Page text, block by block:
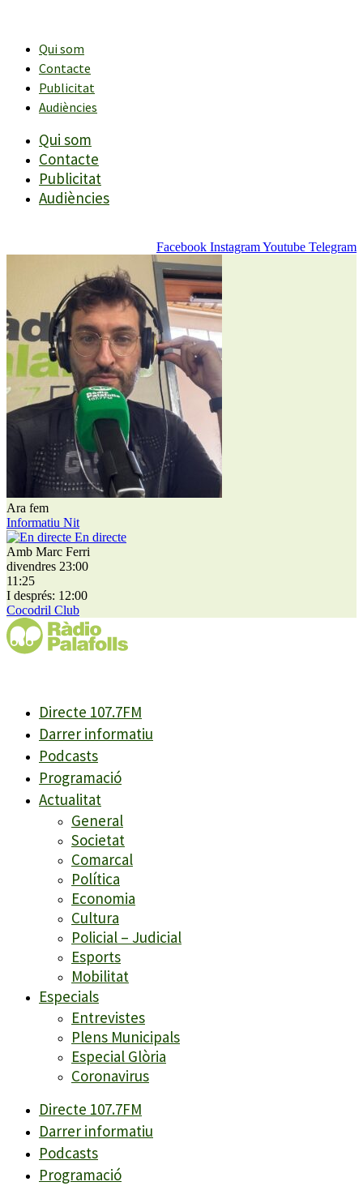
contingutQui som
Contacte
Publicitat
Audiències
Qui som
Contacte
Publicitat
Audiències
Facebook InstagramYoutube Telegram
Ara fem
Informatiu Nit
En directe
Amb Marc Ferri
divendres 23:00
11:25
I després: 12:00
Cocodril Club
Directe 107.7FM
Darrer informatiu
Podcasts
Programació
Actualitat
General
Societat
Comarcal
Política
Economia
Cultura
Policial – Judicial
Esports
Mobilitat
Especials
Entrevistes
Plens Municipals
Especial Glòria
Coronavirus
Directe 107.7FM
Darrer informatiu
Podcasts
Programació